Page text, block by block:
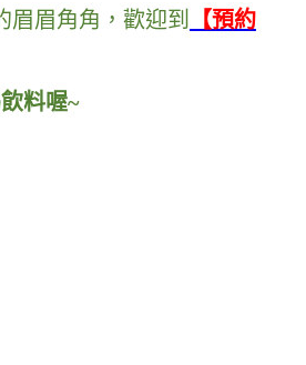
眉眉角角 ， 歡迎到
【預約
料喔~